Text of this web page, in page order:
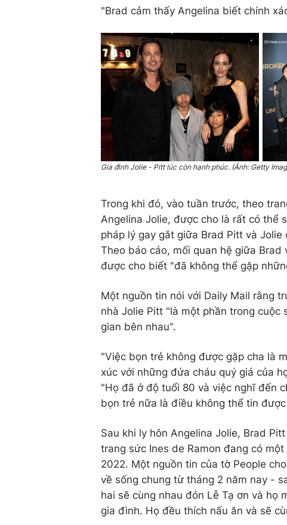
"Brad cảm thấy Angelina biết chính
Gia đình Jolie - Pitt lúc còn hạnh phúc. (Ảnh: Getty
Trong khi đó, vào tuần trước, theo
Angelina Jolie, được cho là rất có thể
pháp lý gay gắt giữa Brad Pitt và
Theo báo cáo, mối quan hệ giữa
được cho biết "đã không thể gặp
Một nguồn tin nói với Daily Mail rằng
nhà Jolie Pitt "là một phần trong
gian bên nhau".
"Việc bọn trẻ không được gặp cha là
xúc với những đứa cháu quý giá của
"Họ đã ở độ tuổi 80 và việc nghĩ đến
bọn trẻ nữa là điều không thể tin
Sau khi ly hôn Angelina Jolie, Brad
trang sức Ines de Ramon đang có
2022. Một nguồn tin của tờ People
về sống chung từ tháng 2 năm nay -
hai sẽ cùng nhau đón Lễ Tạ ơn và họ
gia đình. Họ đều thích nấu ăn và sẽ